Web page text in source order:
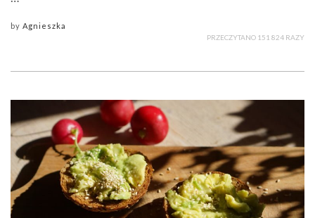
by Agnieszka
PRZECZYTANO 151 824 RAZY